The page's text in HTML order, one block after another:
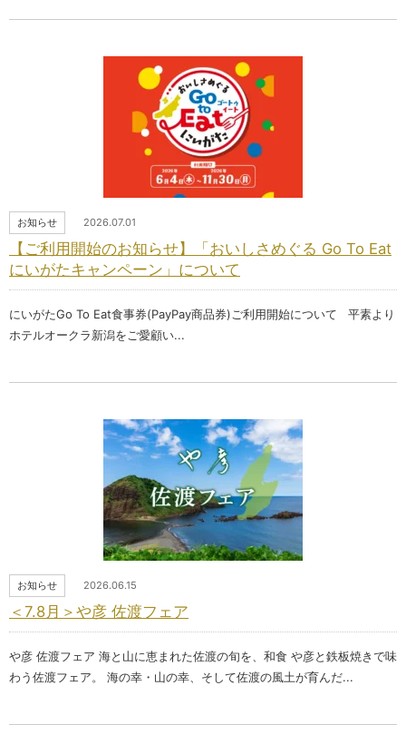
お知らせ 2026.07.01
【ご利用開始のお知らせ】「おいしさめぐる Go To Eat
にいがたキャンペーン」について
にいがたGo To Eat食事券(PayPay商品券)ご利用開始について 平素より
ホテルオークラ新潟をご愛顧い...
お知らせ 2026.06.15
＜7.8月＞や彦 佐渡フェア
や彦 佐渡フェア 海と山に恵まれた佐渡の旬を、和食 や彦と鉄板焼きで味
わう佐渡フェア。 海の幸・山の幸、そして佐渡の風土が育んだ...